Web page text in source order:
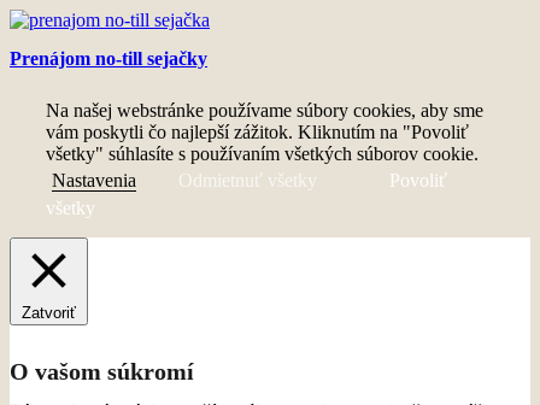
Prenájom no-till sejačky
Na našej webstránke používame súbory cookies, aby sme
vám poskytli čo najlepší zážitok. Kliknutím na "Povoliť
všetky" súhlasíte s používaním všetkých súborov cookie.
Nastavenia
Odmietnuť všetky
Povoliť
všetky
Zatvoriť
O vašom súkromí